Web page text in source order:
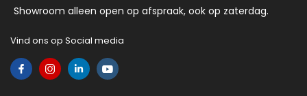
Showroom alleen open op afspraak, ook op zaterdag.
Vind ons op Social media